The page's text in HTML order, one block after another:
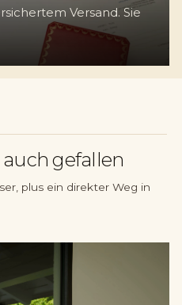
Versand. Sie
gefallen
plus ein direkter Weg in